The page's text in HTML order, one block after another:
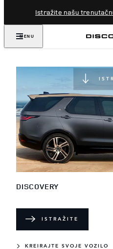
Istražite našu
MENU NIKADA NE
DISCOVERY
ISTRAŽITE
KREIRAJTE SVOJE VOZILO